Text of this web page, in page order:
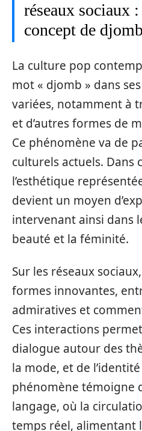
réseaux sociaux
concept de djomb
La culture pop
mot « djomb » dans
variées, notamment à
et d’autres formes de
Ce phénomène va de
culturels actuels. Dans
l’esthétique
devient un moyen
intervenant ainsi dans
beauté et la féminité.
Sur les réseaux
formes innovantes,
admiratives et
Ces interactions
dialogue autour des
la mode, et de
phénomène témoigne
langage, où la
temps réel, alimentant